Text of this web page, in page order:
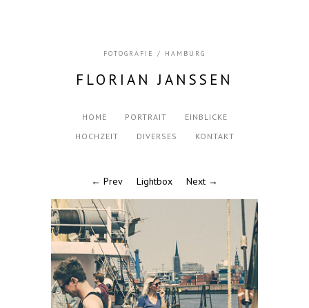
FOTOGRAFIE / HAMBURG
FLORIAN JANSSEN
HOME PORTRAIT
EINBLICKE
HOCHZEIT
DIVERSES KONTAKT
← Prev Lightbox Next →